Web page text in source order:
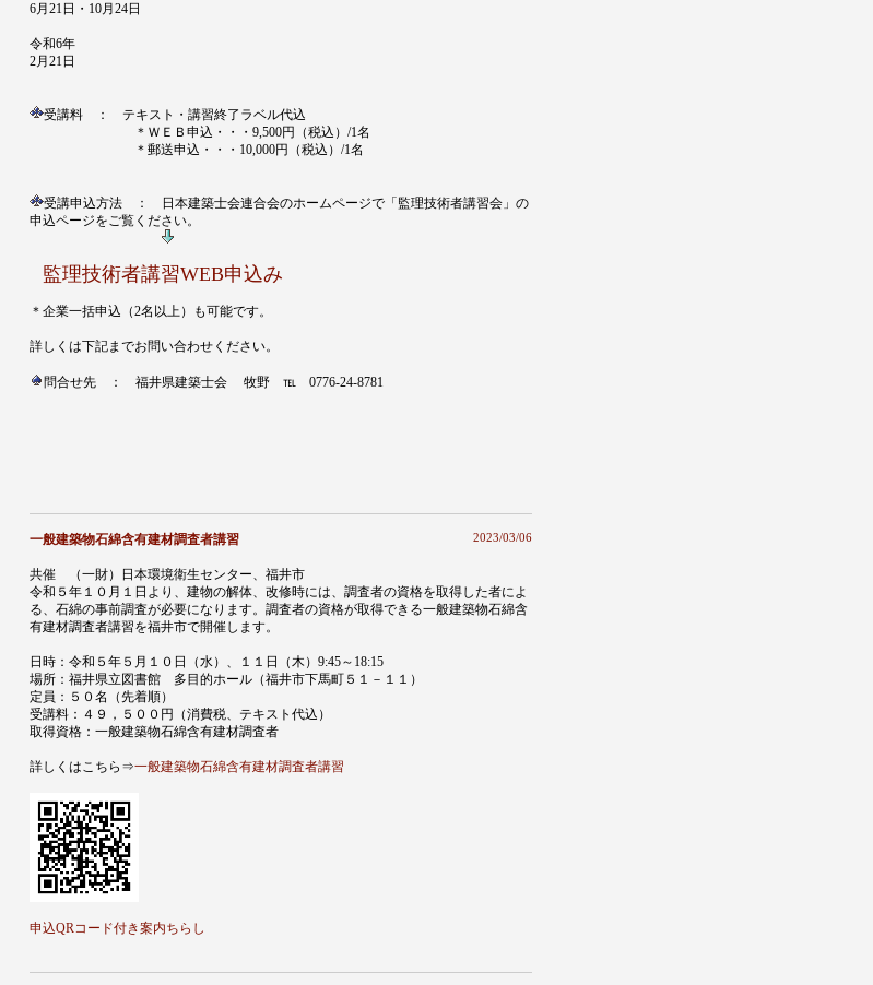
6月21日・10月24日
令和6年
2月21日
受講料 ： テキスト・講習終了ラベル代込
＊ＷＥＢ申込・・・9,500円（税込）/1名
＊郵送申込・・・10,000円（税込）/1名
受講申込方法 ： 日本建築士会連合会のホームページで「監理技術者講習会」の
申込ページをご覧ください。
監理技術者講習WEB申込み
＊企業一括申込（2名以上）も可能です。
詳しくは下記までお問い合わせください。
問合せ先 ： 福井県建築士会 牧野 ℡ 0776-24-8781
2023/03/06
一般建築物石綿含有建材調査者講習
共催 （一財）日本環境衛生センター、福井市
令和５年１０月１日より、建物の解体、改修時には、調査者の資格を取得した者によ
る、石綿の事前調査が必要になります。調査者の資格が取得できる一般建築物石綿含
有建材調査者講習を福井市で開催します。
日時：令和５年５月１０日（水）、１１日（木）9:45～18:15
場所：福井県立図書館 多目的ホール（福井市下馬町５１－１１）
定員：５０名（先着順）
受講料：４９，５００円（消費税、テキスト代込）
取得資格：一般建築物石綿含有建材調査者
詳しくはこちら⇒一般建築物石綿含有建材調査者講習
申込QRコード付き案内ちらし